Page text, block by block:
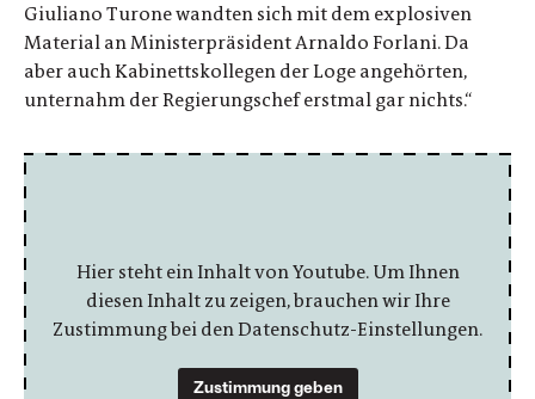
Giuliano Turone wandten sich mit dem explosiven
Material an Ministerpräsident Arnaldo Forlani. Da
aber auch Kabinettskollegen der Loge angehörten,
unternahm der Regierungschef erstmal gar nichts.“
Hier steht ein Inhalt von Youtube. Um Ihnen
diesen Inhalt zu zeigen, brauchen wir Ihre
Zustimmung bei den Datenschutz-Einstellungen.
Zustimmung geben